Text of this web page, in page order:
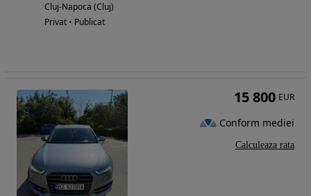
Cluj-Napoca (Cluj)
Privat • Publicat
15 800 EUR
Conform mediei
Calculeaza rata